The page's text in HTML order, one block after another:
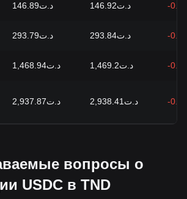
د.ت146.89 د.ت146.92 -
د.ت293.79 د.ت293.84 -
د.ت1,468.94 د.ت1,469.2 -
د.ت2,937.87 د.ت2,938.41 -
вопросы о
USDC в TND